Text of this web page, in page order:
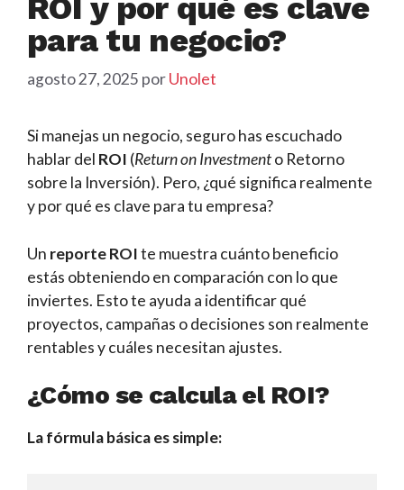
ROI y por qué es clave
para tu negocio?
agosto 27, 2025 porUnolet
Si manejas un negocio, seguro has escuchado
hablar del ROI (Return on Investmento Retorno
sobre la Inversión). Pero, ¿qué significa realmente
y por qué es clave para tu empresa?
Un reporte ROIte muestra cuánto beneficio
estás obteniendo en comparación con lo que
inviertes. Esto te ayuda a identificar qué
proyectos, campañas o decisiones son realmente
rentables y cuáles necesitan ajustes.
¿Cómo se calcula el ROI?
La fórmula básica es simple: